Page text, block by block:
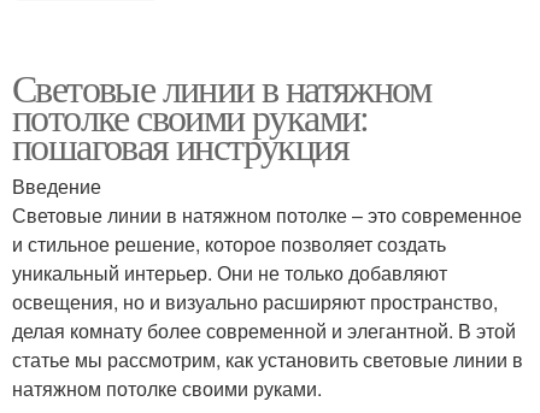
Световые линии в натяжном
потолке своими руками:
пошаговая инструкция
Введение
Световые линии в натяжном потолке – это современное
и стильное решение, которое позволяет создать
уникальный интерьер. Они не только добавляют
освещения, но и визуально расширяют пространство,
делая комнату более современной и элегантной. В этой
статье мы рассмотрим, как установить световые линии в
натяжном потолке своими руками.